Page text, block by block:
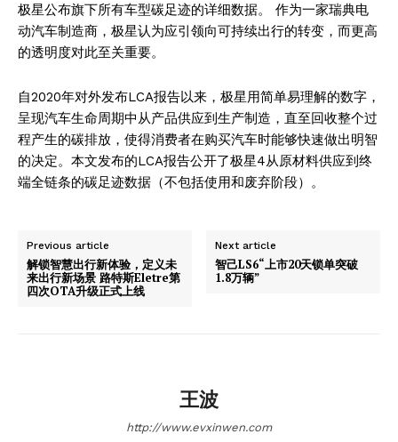
极星公布旗下所有车型碳足迹的详细数据。 作为一家瑞典电
动汽车制造商，极星认为应引领向可持续出行的转变，而更高
的透明度对此至关重要。
自2020年对外发布LCA报告以来，极星用简单易理解的数字，
呈现汽车生命周期中从产品供应到生产制造，直至回收整个过
程产生的碳排放，使得消费者在购买汽车时能够快速做出明智
的决定。本文发布的LCA报告公开了极星4从原材料供应到终
端全链条的碳足迹数据（不包括使用和废弃阶段）。
Previous article
解锁智慧出行新体验，定义未
来出行新场景 路特斯Eletre第
四次OTA升级正式上线
Next article
智己LS6“上市20天锁单突破
1.8万辆”
王波
http://www.evxinwen.com